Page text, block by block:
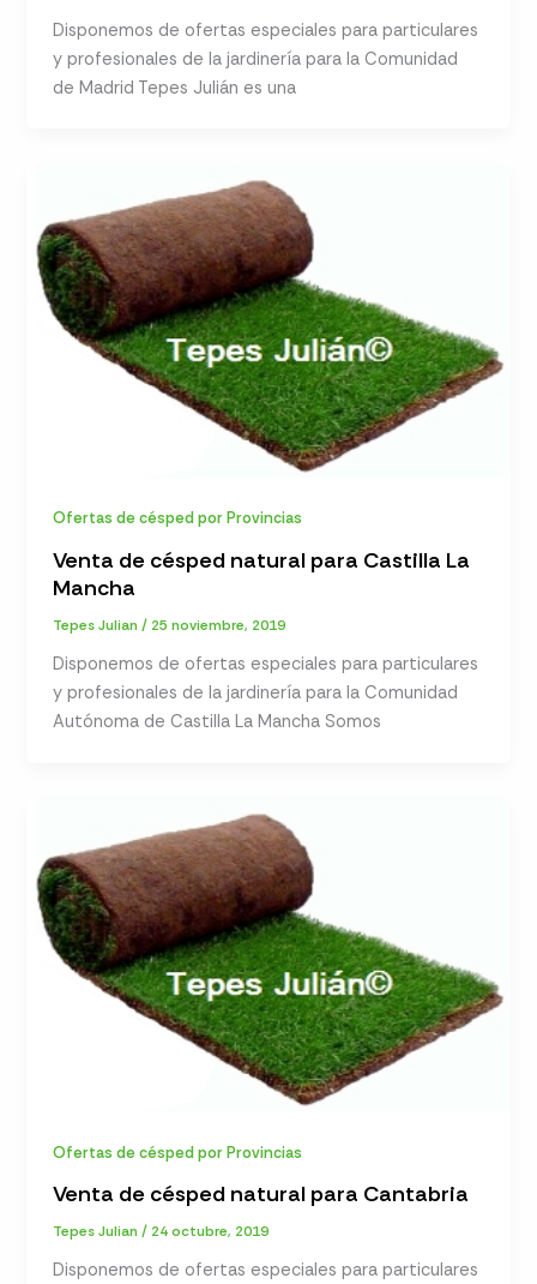
Disponemos de ofertas especiales para particulares
y profesionales de la jardinería para la Comunidad
de Madrid Tepes Julián es una
Ofertas de césped por Provincias
Venta de césped natural para Castilla La
Mancha
Tepes Julian/ 25 noviembre, 2019
Disponemos de ofertas especiales para particulares
y profesionales de la jardinería para la Comunidad
Autónoma de Castilla La Mancha Somos
Ofertas de césped por Provincias
Venta de césped natural para Cantabria
Tepes Julian/ 24 octubre, 2019
Disponemos de ofertas especiales para particulares